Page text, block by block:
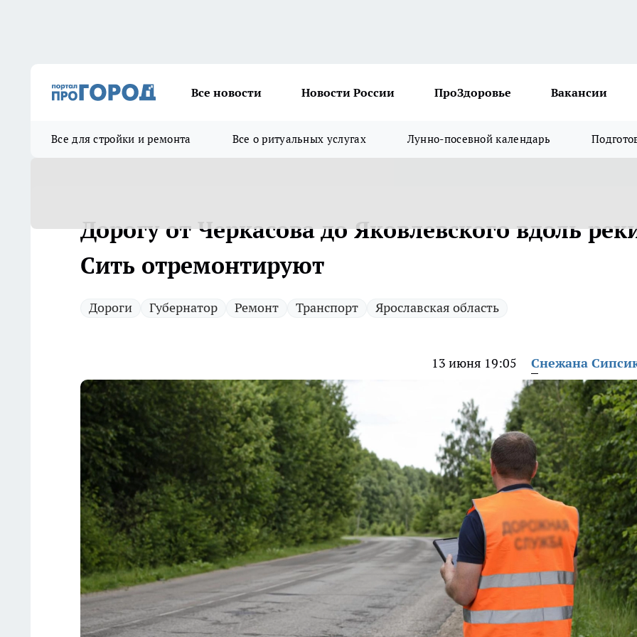
Все новости Новости России ПроЗдоровье Вакансии
Все для стройки и ремонта Все о ритуальных услугах Лунно-посевной календарь
Дорогу от Черкасова до Яковлевского вдоль
Сить отремонтируют
Дороги Губернатор Ремонт Транспорт Ярославская область
13 июня 19:05 Снежана